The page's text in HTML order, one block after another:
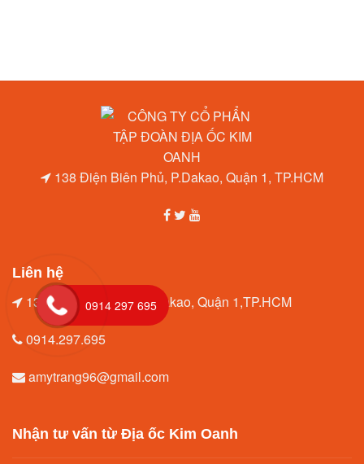
138 Điện Biên Phủ, P.Dakao, Quận 1, TP.HCM
Liên hệ
138 Điện Biên Phủ, P.Dakao, Quận 1,TP.HCM
0914.297.695
amytrang96@gmail.com
Nhận tư vấn từ Địa ốc Kim Oanh
0914 297 695